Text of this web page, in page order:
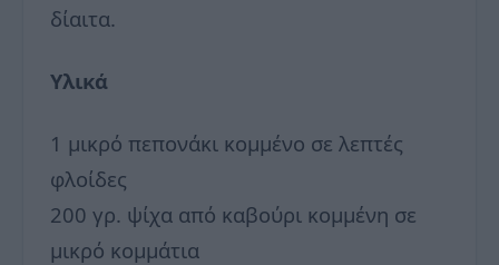
δίαιτα.
Υλικά
1 μικρό πεπονάκι κομμένο σε λεπτές
φλοίδες
200 γρ. ψίχα από καβούρι κομμένη σε
μικρό κομμάτια